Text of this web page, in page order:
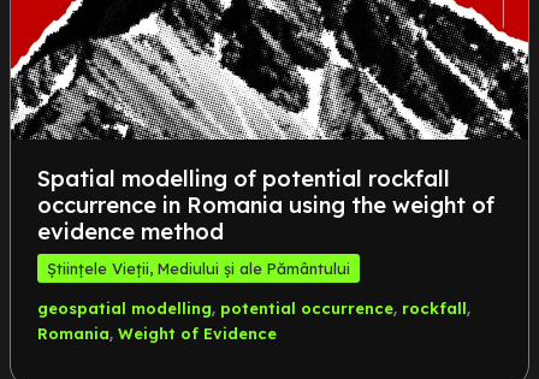
Spatial modelling of potential rockfall
occurrence in Romania using the weight of
evidence method
Științele Vieții, Mediului și ale Pământului
geospatial modelling, potential occurrence, rockfall,
Romania, Weight of Evidence